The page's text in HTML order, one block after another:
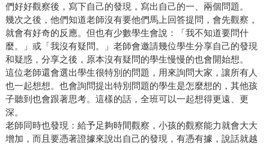
們好好觀察後，寫下自己的發現，寫出自己的一、兩個問題。
幾次之後，他們知道老師沒有要他們馬上回答提問，會先觀察，
就會有好奇的反應。但也有少數學生會說：「我不知道要問什
麼。」或「我沒有疑問。」老師會邀請幾位學生分享自己的發現
和疑惑，分享之後，原本沒有疑問的學生慢慢的也會開始想。
這位老師還會選出學生很特別的問題，用來詢問大家，讓所有人
也一起想想。也會詢問提出特別問題的學生是怎麼想的，其他孩
子聽到也會跟著思考。這樣的話，全班可以一起想得更遠、更
深。
老師同時也發現：給予足夠時間觀察，小孩的觀察能力就會大大
增加，而且要憑著證據來說出自己的發現，有憑有據，說話就越